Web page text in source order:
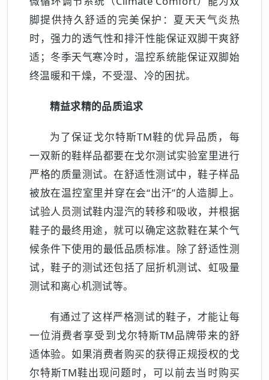
脚提供持久舒适的完美保护：夏天天气炎热
时，强力的透气性和排汗性能保证双脚干爽舒
适；冬季天气寒冷时，温控系统能保证双脚始
终温暖和干燥，不受湿、冷的困扰。
精益求精的品质追求
为了保证戈尔特斯TM鞋的优异品质，每
一双新的鞋样品都要在戈尔测试实验室里进行
严格的质量测试。在舒适性测试中，鞋子样品
被放在温控室里并穿在会“出汗”的人造脚上。
试验人员测试鞋内湿汽的转移和吸收，并根据
鞋子的最终用途，就可以确定这款鞋在某个气
候条件下使用的最低品质标准。除了舒适性测
试，鞋子的测试还包括了屈折机测试、虹吸量
测试和离心机测试等。
有通过了这样严格测试的鞋子，才能让每
一位消费者享受到戈尔特斯TM品牌带来的舒
适体验。如果消费者购买的获得正规授权的戈
尔特斯TM鞋出现问题时，可以前去当时购买